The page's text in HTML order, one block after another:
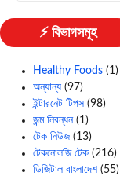
⚡ বিভাগসমূহ
Healthy Foods (1)
অন্যান্য (97)
ইন্টারনেট টিপস (98)
জন্ম নিবন্ধন(1)
টেক নিউজ(13)
টেকনোলজি টেক (216)
ডিজিটাল বাংলাদেশ(55)